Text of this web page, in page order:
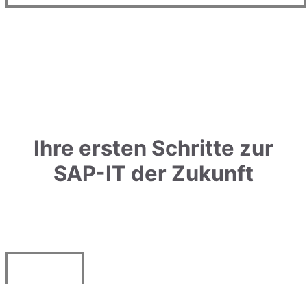
Ihre ersten Schritte zur
SAP-IT der Zukunft